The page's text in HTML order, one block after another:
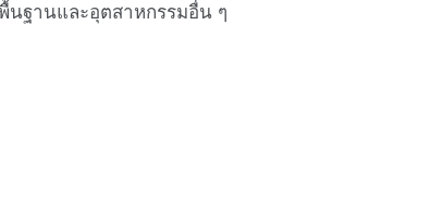
นฐานและอุตสาหกรรมอื่น ๆ